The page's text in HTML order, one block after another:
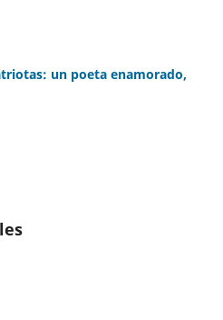
un poeta enamorado,